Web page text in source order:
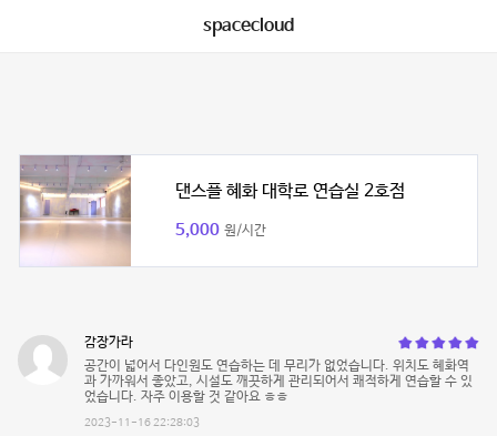
spacecloud
댄스플 혜화 대학로 연습실 2호점
5,000 원/시간
감장가라
공간이 넓어서 다인원도 연습하는 데 무리가 없었습니다. 위치도 혜화역
과 가까워서 좋았고, 시설도 깨끗하게 관리되어서 쾌적하게 연습할 수 있
었습니다. 자주 이용할 것 같아요 ㅎㅎ
2023-11-16 22:28:03